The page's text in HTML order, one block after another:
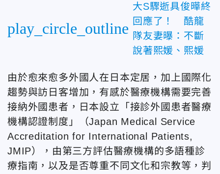
play_circle_outline
大S驟逝具俊曄終
回應了！ 酷龍
隊友妻曝：不斷
說著熙媛、熙媛
由於愈來愈多外國人在日本定居，加上國際化
趨勢與訪日客增加，有感於醫療機構需要完善
接納外國患者，日本設立「接診外國患者醫療
機構認證制度」（Japan Medical Service
Accreditation for International Patients,
JMIP），由第三方評估醫療機構的多語種診
療指南，以及是否尊重不同文化和宗教等，判